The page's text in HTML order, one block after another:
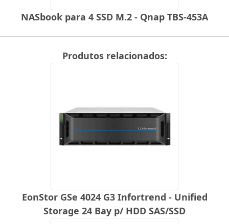
NASbook para 4 SSD M.2 - Qnap TBS-453A
Produtos relacionados:
EonStor GSe 4024 G3 Infortrend - Unified
Storage 24 Bay p/ HDD SAS/SSD